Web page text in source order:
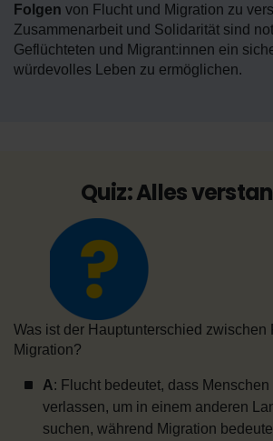
Folgen von Flucht und Migration zu
Zusammenarbeit und Solidarität sind
Geflüchteten und Migrant:innen ein
würdevolles Leben zu ermöglichen.
Quiz: Alles
Was ist der Hauptunterschied zwischen
Migration?
A: Flucht bedeutet, dass Menschen
verlassen, um in einem anderen
suchen, während Migration